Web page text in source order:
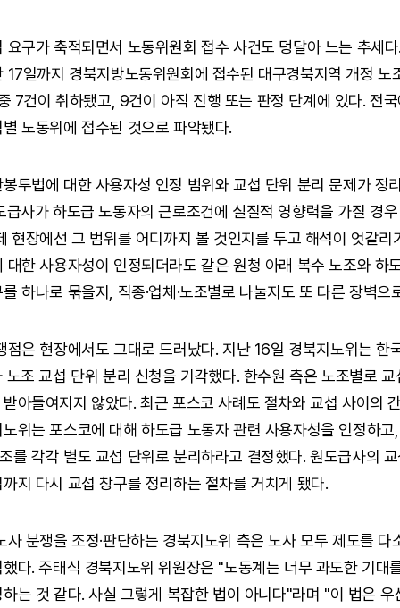
요구가 축적되면서 노동위원회 접수 사건도 덩달아 느는 추세
17일까지 경북지방노동위원회에 접수된 대구경북지역 개정 노
7건이 취하됐고, 9건이 아직 진행 또는 판정 단계에 있다. 전
노동위에 접수된 것으로 파악됐다.
투법에 대한 사용자성 인정 범위와 교섭 단위 분리 문제가 정
급사가 하도급 노동자의 근로조건에 실질적 영향력을 가질 경
현장에선 그 범위를 어디까지 볼 것인지를 두고 해석이 엇갈리
대한 사용자성이 인정되더라도 같은 원청 아래 복수 노조와 하
하나로 묶을지, 직종·업체·노조별로 나눌지도 또 다른 장벽으
점은 현장에서도 그대로 드러났다. 지난 16일 경북지노위는 한
노조 교섭 단위 분리 신청을 기각했다. 한수원 측은 노조별로
아들여지지 않았다. 최근 포스코 사례도 절차와 교섭 사이의
위는 포스코에 대해 하도급 노동자 관련 사용자성을 인정하고,
를 각각 별도 교섭 단위로 분리하라고 결정했다. 원도급사의
지 다시 교섭 창구를 정리하는 절차를 거치게 됐다.
사 분쟁을 조정·판단하는 경북지노위 측은 노사 모두 제도를 다
했다. 주태식 경북지노위 위원장은 "노동계는 너무 과도한 기대
하는 것 같다. 사실 그렇게 복잡한 법이 아니다"라며 "이 법은 우